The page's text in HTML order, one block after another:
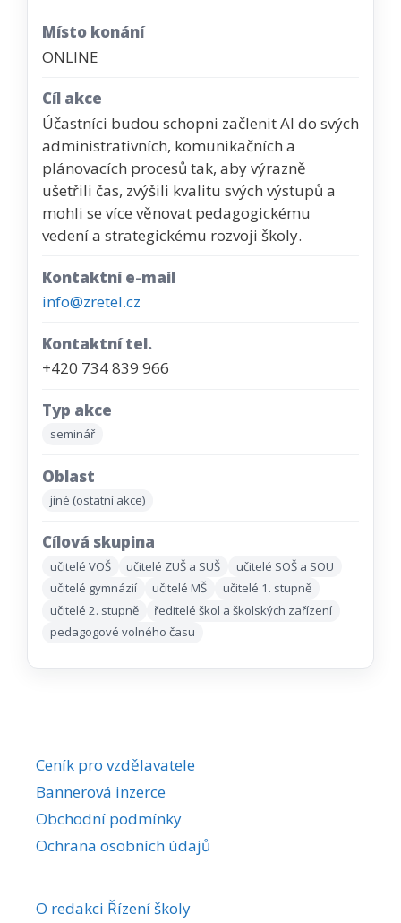
Místo konání
ONLINE
Cíl akce
Účastníci budou schopni začlenit AI do svých
administrativních, komunikačních a
plánovacích procesů tak, aby výrazně
ušetřili čas, zvýšili kvalitu svých výstupů a
mohli se více věnovat pedagogickému
vedení a strategickému rozvoji školy.
Kontaktní e-mail
info@zretel.cz
Kontaktní tel.
+420 734 839 966
Typ akce
seminář
Oblast
jiné (ostatní akce)
Cílová skupina
učitelé VOŠ učitelé ZUŠ a SUŠ
učitelé SOŠ a SOU
učitelé gymnázií
učitelé MŠ
učitelé 1. stupně
učitelé 2. stupně
ředitelé škol a školských zařízení
pedagogové volného času
Ceník pro vzdělavatele
Bannerová inzerce
Obchodní podmínky
Ochrana osobních údajů
O redakci Řízení školy